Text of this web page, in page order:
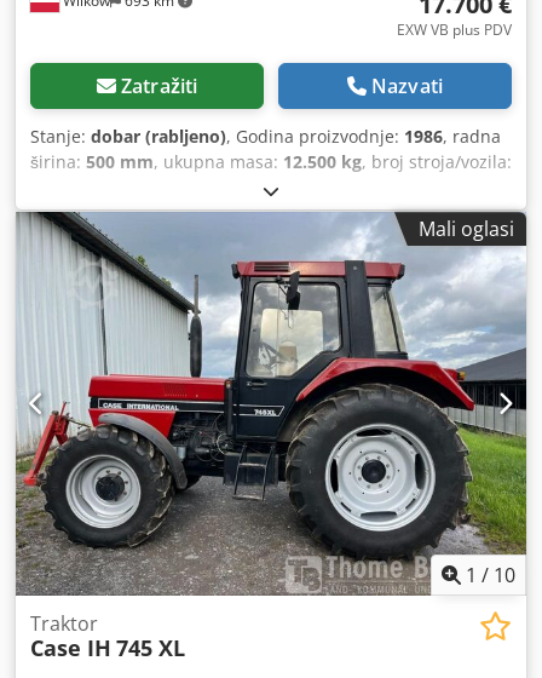
EXW VB plus PDV
Zatražiti Nazvati
Stanje: dobar (rabljeno), Godina proizvodnje: 1986, radna
širina: 500 mm, ukupna masa: 12.500 kg, broj stroja/vozila:
, CASE IH 1660 aksijalni protok Marka: Case IH
Dcjdovr Dxpopfx Al Iok Model: 1660 Godina: 1987 Radni
sati: 3.300 h Širina presjeka: 5,00 m Razne vrste opreme:
sjeckalica slame, rasipač slame
Mali oglasi
1 / 10
Traktor
Case IH 745 XL